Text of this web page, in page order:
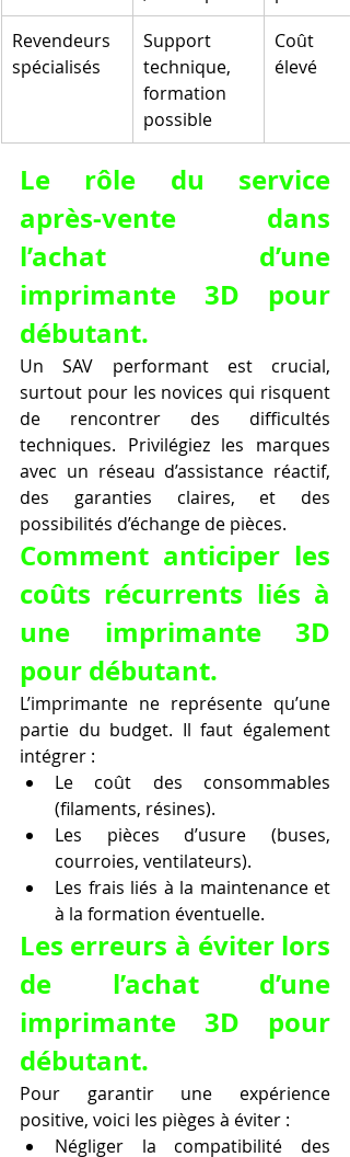
Revendeurs
spécialisés
Support
technique,
formation
possible
Coût
élevé
Le rôle du service
après-vente dans
l’achat d’une
imprimante 3D pour
débutant.
Un SAV performant est crucial,
surtout pour les novices qui risquent
de rencontrer des difficultés
techniques. Privilégiez les marques
avec un réseau d’assistance réactif,
des garanties claires, et des
possibilités d’échange de pièces.
Comment anticiper les
coûts récurrents liés à
une imprimante 3D
pour débutant.
L’imprimante ne représente qu’une
partie du budget. Il faut également
intégrer :
Le coût des consommables
(filaments, résines).
Les pièces d’usure (buses,
courroies, ventilateurs).
Les frais liés à la maintenance et
à la formation éventuelle.
Les erreurs à éviter lors
de l’achat d’une
imprimante 3D pour
débutant.
Pour garantir une expérience
positive, voici les pièges à éviter :
Négliger la compatibilité des